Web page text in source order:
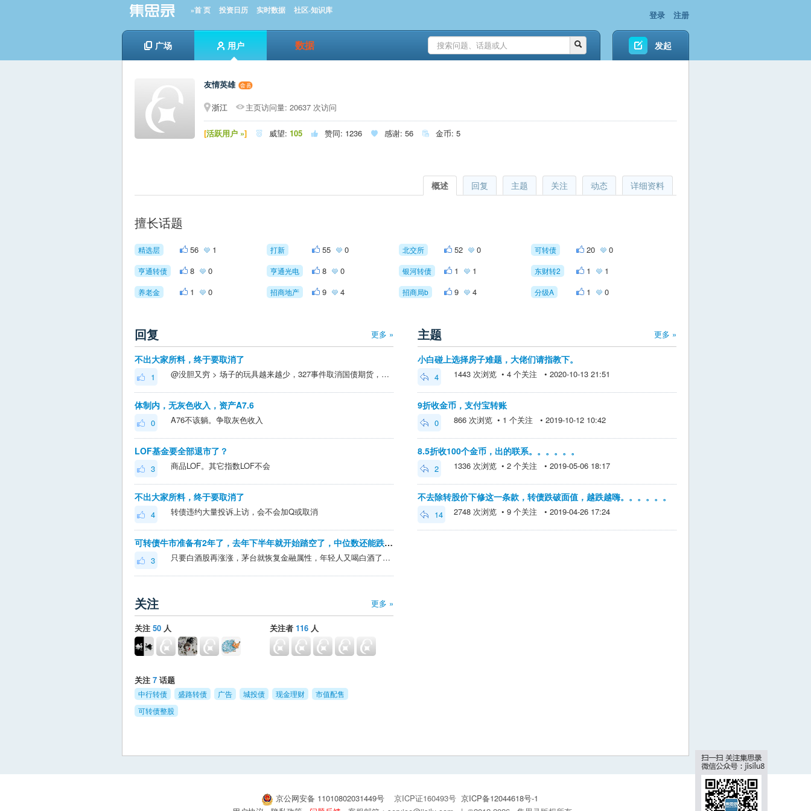
»首 页 投资日历 实时数据 社区-知识库 登录 注册
广场 用户 数据 发起
友情英雄
浙江
主页访问量: 20637 次访问
[活跃用户 »]  威望: 105  赞同: 1236  感谢: 56  金币: 5
详细资料
动态
关注
主题
回复
概述
擅长话题
精选层 56 1 打新 55 0 北交所 52 0 可转债 20 0
亨通转债 8 0 亨通光电 8 0 银河转债 1 1 东财转2 1 1
养老金 1 0 招商地产 9 4 招商局b 9 4 分级A 1 0
更多 »
回复
不出大家所料，终于要取消了
1 @没胆又穷 > 场子的玩具越来越少，327事件取消国债期货，分离可转债、权证、分级基消失，信用债提高门槛，都是被举报投诉之后消失和上门槛的，解决不了问题就取消整个创新品种，本质上是闭gsg，是证券市场的退化行为。 不要再举报投诉了
体制内，无灰色收入，资产A7.6
0 A76不该躺。争取灰色收入
LOF基金要全部退市了？
3 商品LOF。其它指数LOF不会
不出大家所料，终于要取消了
4 转债违约大量投诉上访，会不会加Q或取消
可转债牛市准备有2年了，去年下半年就开始踏空了，中位数还能跌回110以下吗？
3 只要白酒股再涨涨，茅台就恢复金融属性，年轻人又喝白酒了。转债也如此，现在涨了都是利好，跌了鬼故事马上来，都是些趋炎附势的墙头草。。。就没见过涨了唱空，跌了唱多的
更多 »
主题
小白碰上选择房子难题，大佬们请指教下。
4 1443 次浏览 • 4 个关注 • 2020-10-13 21:51
9折收金币，支付宝转账
0 866 次浏览 • 1 个关注 • 2019-10-12 10:42
8.5折收100个金币，出的联系。。。。。。
2 1336 次浏览 • 2 个关注 • 2019-05-06 18:17
不去除转股价下修这一条款，转债跌破面值，越跌越嗨。。。。。。
14 2748 次浏览 • 9 个关注 • 2019-04-26 17:24
更多 »
关注
关注 50 人 关注者 116 人
关注 7 话题
中行转债 盛路转债 广告 城投债 现金理财
市值配售
可转债整股
京公网安备 11010802031449号 京ICP证160493号 京ICP备12044618号-1